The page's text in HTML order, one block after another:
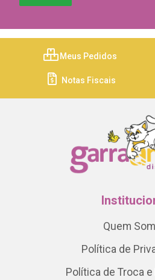
Meus Pedidos
Notas Fiscais
Quem
Política de
Política de Troca